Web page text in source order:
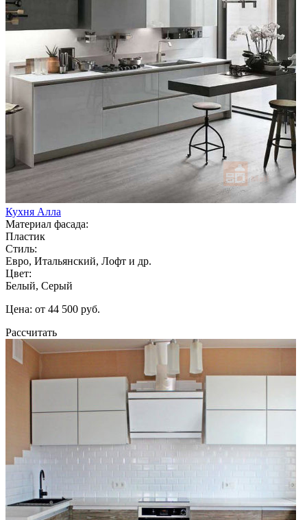
Кухня Алла
Материал фасада:
Пластик
Стиль:
Евро, Итальянский, Лофт и др.
Цвет:
Белый, Серый
Цена: от 44 500 руб.
Рассчитать